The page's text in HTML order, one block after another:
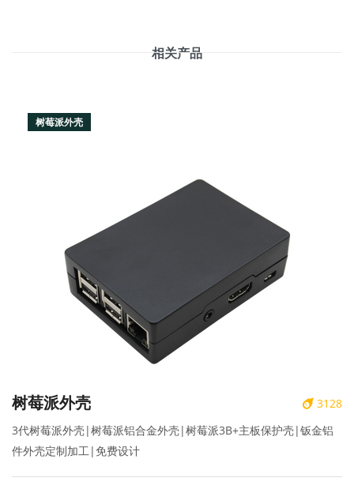
相关产品
树莓派外壳
3128
树莓派外壳
3代树莓派外壳|树莓派铝合金外壳|树莓派3B+主板保护壳|钣金铝
件外壳定制加工|免费设计